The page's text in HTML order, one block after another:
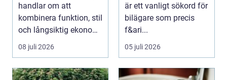
handlar om att
kombinera funktion, stil
och långsiktig ekonomi
i samma p...
08 juli 2026
är ett vanligt sökord för
bilägare som precis
f&ari...
05 juli 2026